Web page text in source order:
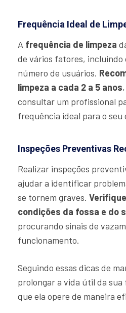
Frequência Ideal de
A frequência de limpeza
de vários fatores, incluindo
número de usuários.
limpeza a cada 2 a 5 anos
consultar um profissional
frequência ideal para o seu
Inspeções Preventivas
Realizar inspeções
ajudar a identificar
se tornem graves.
condições da fossa e do
procurando sinais de
funcionamento.
Seguindo essas dicas de
prolongar a vida útil da
que ela opere de maneira